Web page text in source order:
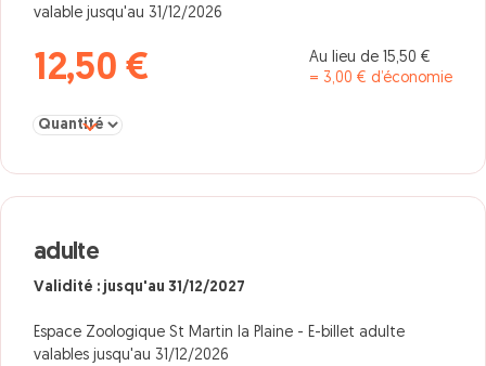
valable jusqu'au 31/12/2026
12,50 €
Au lieu de 15,50 €
= 3,00 € d’économie
Sélectionner la quantité pour enfant
adulte
Validité : jusqu'au 31/12/2027
Espace Zoologique St Martin la Plaine - E-billet adulte
valables jusqu'au 31/12/2026